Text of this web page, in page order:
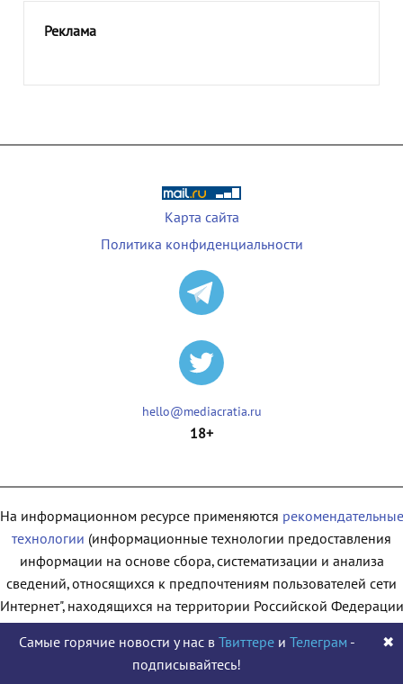
Реклама
Карта сайта
Политика конфиденциальности
hello@mediacratia.ru
18+
На информационном ресурсе применяются рекомендательные
технологии (информационные технологии предоставления
информации на основе сбора, систематизации и анализа
сведений, относящихся к предпочтениям пользователей сети
находящихся на территории Российской
© 2009 - 2026
Самые горячие новости у нас в Твиттереи Телеграм -
подписывайтесь!
✖